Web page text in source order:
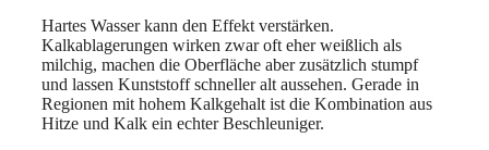
Hartes Wasser kann den Effekt verstärken.
Kalkablagerungen wirken zwar oft eher weißlich als
milchig, machen die Oberfläche aber zusätzlich stumpf
und lassen Kunststoff schneller alt aussehen. Gerade in
Regionen mit hohem Kalkgehalt ist die Kombination aus
Hitze und Kalk ein echter Beschleuniger.